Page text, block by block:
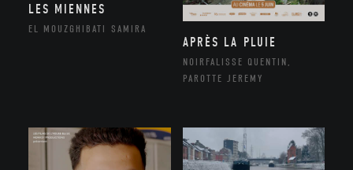
LES MIENNES
EL MOUZGHIBATI SAMIRA
APRÈS LA PLUIE
NOIRFALISSE QUENTIN,
PAROTTE JEREMY